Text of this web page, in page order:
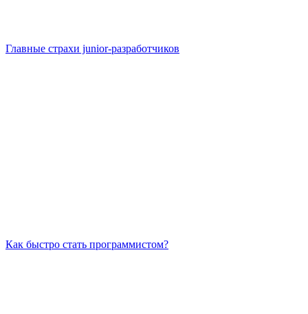
Главные страхи junior-разработчиков
Как быстро стать программистом?